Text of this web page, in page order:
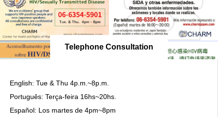
Telephone Consultation
English: Tue & Thu 4p.m.~8p.m.
Português: Terça-feira 16hs~20hs.
Español: Los martes de 4pm~8pm